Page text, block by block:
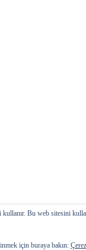
Bu web sitesini
için buraya bakın: